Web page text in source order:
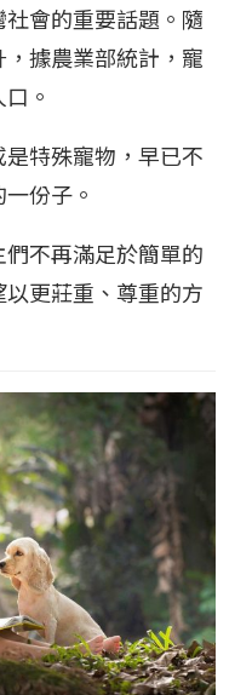
會的重要話題。隨
據農業部統計，寵
。
特殊寵物，早已不
份子。
不再滿足於簡單的
更莊重、尊重的方